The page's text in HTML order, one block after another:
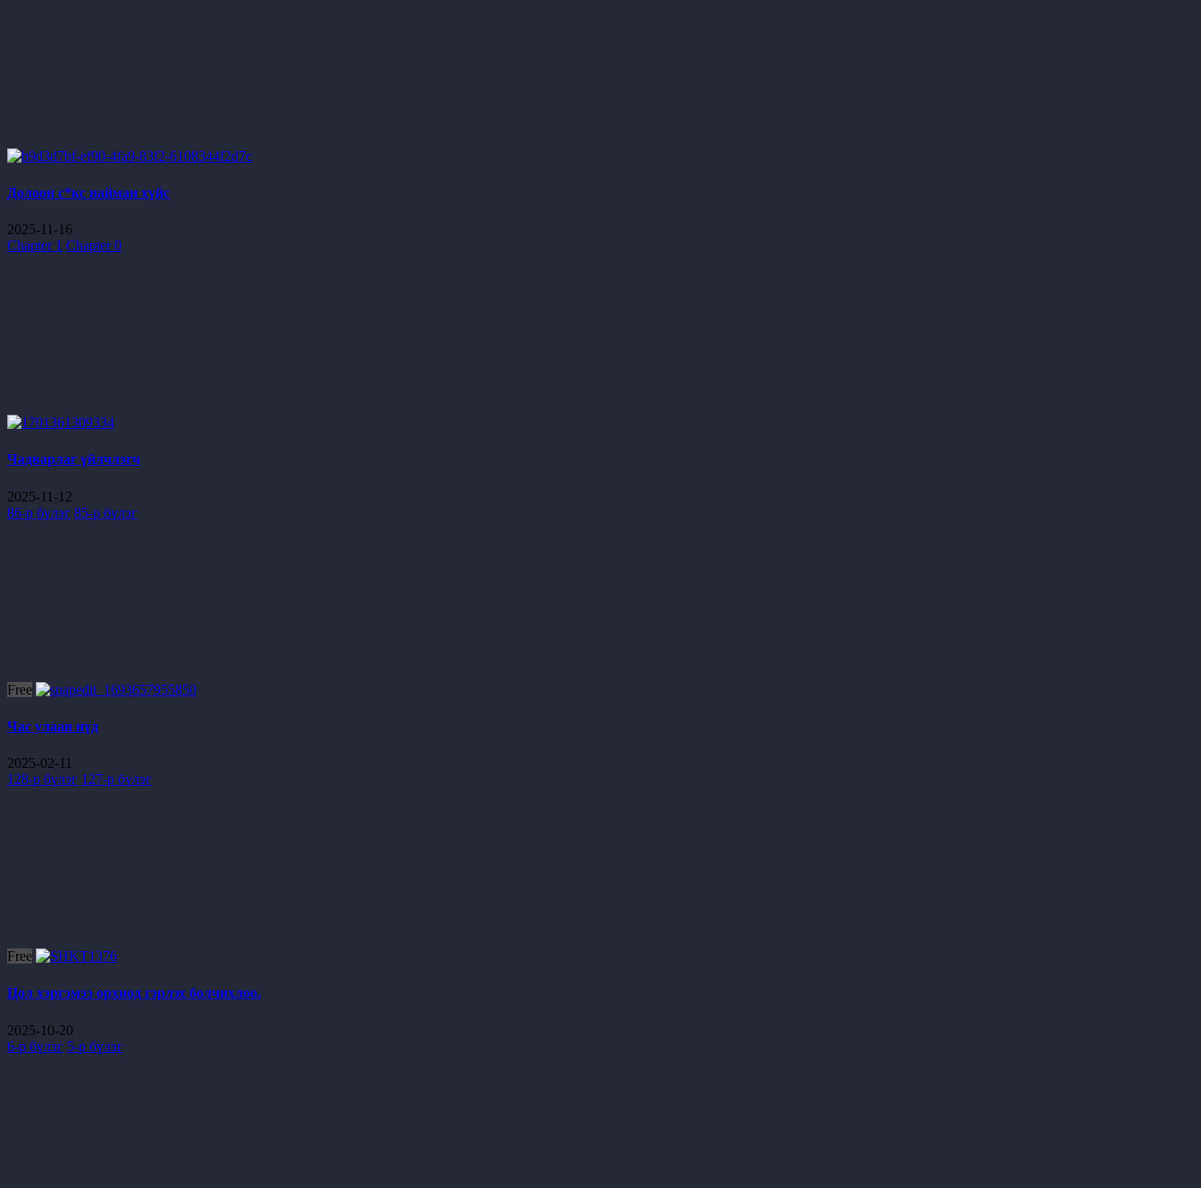
Долоон с*кс найман хүйс
2025-11-16
Chapter 1 Chapter 0
Чадварлаг үйлчлэгч
2025-11-12
86-р бүлэг 85-р бүлэг
Free
Час улаан нүд
2025-02-11
128-р бүлэг 127-р бүлэг
Free
Цол хэргэмээ орхиод гэрлэх болчихлоо.
2025-10-20
6-р бүлэг 5-р бүлэг